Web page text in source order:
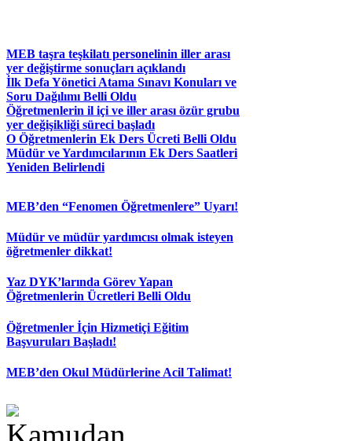
MEB taşra teşkilatı personelinin iller arası
yer değiştirme sonuçları açıklandı
İlk Defa Yönetici Atama Sınavı Konuları ve
Soru Dağılımı Belli Oldu
Öğretmenlerin il içi ve iller arası özür grubu
yer değişikliği süreci başladı
O Öğretmenlerin Ek Ders Ücreti Belli Oldu
Müdür ve Yardımcılarının Ek Ders Saatleri
Yeniden Belirlendi
MEB’den “Fenomen Öğretmenlere” Uyarı!
Müdür ve müdür yardımcısı olmak isteyen
öğretmenler dikkat!
Yaz DYK’larında Görev Yapan
Öğretmenlerin Ücretleri Belli Oldu
Öğretmenler İçin Hizmetiçi Eğitim
Başvuruları Başladı!
MEB’den Okul Müdürlerine Acil Talimat!